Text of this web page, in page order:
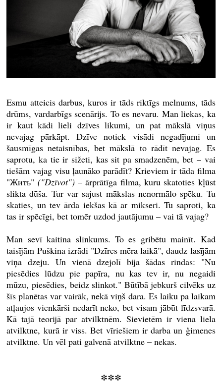
Esmu atteicis darbus, kuros ir tāds riktīgs melnums, tāds
drūms, vardarbīgs scenārijs. To es nevaru. Man liekas, ka
ir kaut kādi lieli dzīves likumi, un pat mākslā viņus
nevajag pārkāpt. Dzīve notiek visādi negadījumi un
šausmīgas netaisnības, bet mākslā to rādīt nevajag. Es
saprotu, ka tie ir sižeti, kas sit pa smadzenēm, bet – vai
tiešām vajag visu ļaunāko parādīt? Krieviem ir tāda filma
"Жить" ("Dzīvot")– ārprātīga filma, kuru skatoties kļūst
slikta dūša. Tur var sajust mākslas nenormālo spēku. Tu
skaties, un tev ārda iekšas kā ar mikseri. Tu saproti, ka
tas ir spēcīgi, bet tomēr uzdod jautājumu – vai tā vajag?
Man sevī kaitina slinkums. To es gribētu mainīt. Kad
taisījām Puškina izrādi "Dzīres mēra laikā", daudz lasījām
viņa dzeju. Un vienā dzejolī bija šādas rindas: "Nu
piesēdies lūdzu pie papīra, nu kas tev ir, nu negaidi
mūzu, piesēdies, beidz slinkot." Būtībā jebkurš cilvēks uz
šīs planētas var vairāk, nekā viņš dara. Es laiku pa laikam
atļaujos vienkārši nedarīt neko, bet visam jābūt līdzsvarā.
Kā tajā teorijā par atvilktnēm. Sievietēm ir viena liela
atvilktne, kurā ir viss. Bet vīriešiem ir darba un ģimenes
atvilktne. Un vēl pati galvenā atvilktne – nekas.
***